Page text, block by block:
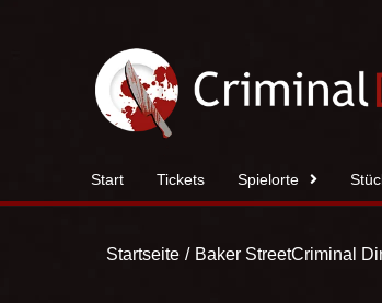
Start Tickets Spielorte
Startseite Baker StreetCriminal